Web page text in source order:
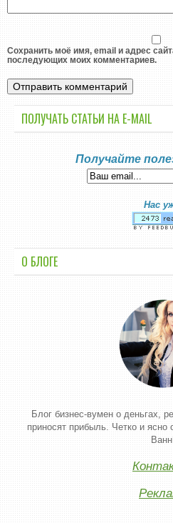
Сохранить моё имя, email и адрес
последующих моих комментариев.
ПОЛУЧАТЬ СТАТЬИ НА E-MАIL
Получайте
Нас
О БЛОГЕ
Блог бизнес-вумен о деньгах,
приносят прибыль. Четко и